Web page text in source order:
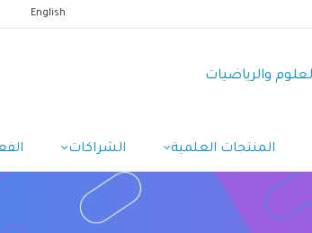
English
والرياضيات
المنتجات العلمية الشراكات